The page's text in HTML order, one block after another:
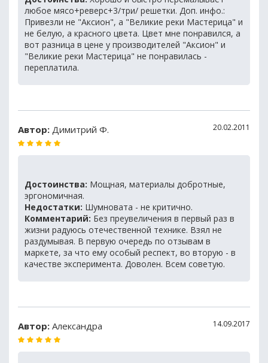
любое мясо+реверс+3/три/ решетки. Доп. инфо.:
Привезли не "Аксион", а "Великие реки Мастерица" и
не белую, а красного цвета. Цвет мне понравился, а
вот разница в цене у производителей "Аксион" и
"Великие реки Мастерица" не понравилась -
переплатила.
Автор: Димитрий Ф. 20.02.2011
Достоинства: Мощная, материалы добротные,
эргономичная.
Недостатки: Шумновата - не критично.
Комментарий: Без преувеличения в первый раз в
жизни радуюсь отечественной технике. Взял не
раздумывая. В первую очередь по отзывам в
маркете, за что ему особый респект, во вторую - в
качестве эксперимента. Доволен. Всем советую.
Автор: Александра 14.09.2017